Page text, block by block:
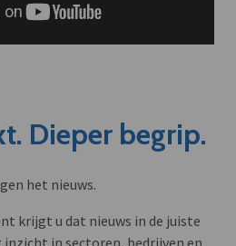
Dieper begrip.
het nieuws.
krijgt u dat nieuws in de juiste
in sectoren, bedrijven en